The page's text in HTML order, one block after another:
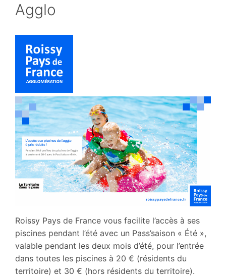
Agglo
Roissy Pays de France vous facilite l’accès à ses
piscines pendant l’été avec un Pass’saison « Été »,
valable pendant les deux mois d’été, pour l’entrée
dans toutes les piscines à 20 € (résidents du
territoire) et 30 € (hors résidents du territoire).